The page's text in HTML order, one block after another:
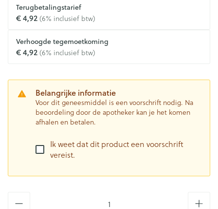
Terugbetalingstarief
€ 4,92(6% inclusief btw)
Verhoogde tegemoetkoming
€ 4,92(6% inclusief btw)
Belangrijke informatie
Voor dit geneesmiddel is een voorschrift nodig. Na
beoordeling door de apotheker kan je het komen
afhalen en betalen.
Ik weet dat dit product een voorschrift
vereist.